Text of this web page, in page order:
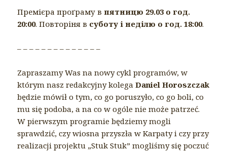
Премієра проґраму впятницю 29.03 о год.
20:00. Повторіня в суботу і неділю о год. 18:00.
– – – – – – – – – – – – – –
Zapraszamy Was na nowy cykl programów, w
którym nasz redakcyjny kolegaDaniel Horoszczak
będzie mówił o tym, co go poruszyło, co go boli, co
mu się podoba, a na co w ogóle nie może patrzeć.
W pierwszym programie będziemy mogli
sprawdzić, czy wiosna przyszła w Karpaty i czy przy
realizacji projektu „Stuk Stuk” mogliśmy się poczuć